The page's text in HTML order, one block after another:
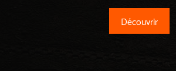
Découvrir